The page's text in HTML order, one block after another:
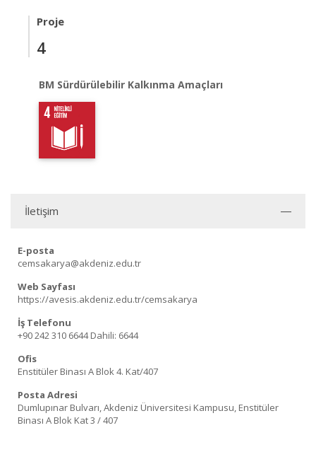
Proje
4
BM Sürdürülebilir Kalkınma Amaçları
İletişim
E-posta
cemsakarya@akdeniz.edu.tr
Web Sayfası
https://avesis.akdeniz.edu.tr/cemsakarya
İş Telefonu
+90 242 310 6644Dahili: 6644
Ofis
Enstitüler Binası A Blok 4. Kat/407
Posta Adresi
Dumlupınar Bulvarı, Akdeniz Üniversitesi Kampusu, Enstitüler
Binası A Blok Kat 3 / 407